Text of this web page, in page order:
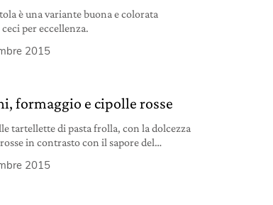
è una variante buona e colorata
per eccellenza.
2015
formaggio e cipolle rosse
tartellette di pasta frolla, con la dolcezza
in contrasto con il sapore del
2015